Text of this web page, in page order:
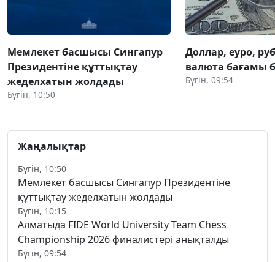
Мемлекет басшысы Сингапур
Президентіне құттықтау
жеделхатын жолдады
Бүгін, 10:50
Доллар, еуро,
валюта бағамы
Бүгін, 09:54
Жаңалықтар
Бүгін, 10:50
Мемлекет басшысы Сингапур Президентіне
құттықтау жеделхатын жолдады
Бүгін, 10:15
Алматыда FIDE World University Team Chess
Championship 2026 финалистері анықталды
Бүгін, 09:54